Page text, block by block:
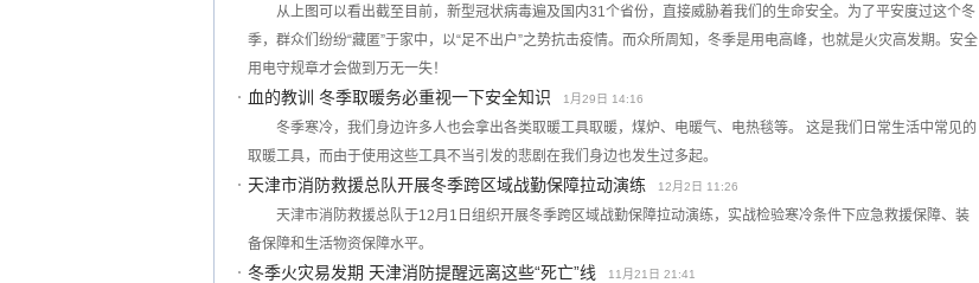
从上图可以看出截至目前，新型冠状病毒遍及国内31个省份，直接威胁着我们的生命安全。为了平安度过这个冬
季，群众们纷纷“藏匿”于家中，以“足不出户”之势抗击疫情。而众所周知，冬季是用电高峰，也就是火灾高发期。安全
用电守规章才会做到万无一失！
血的教训 冬季取暖务必重视一下安全知识 1月29日 14:16
冬季寒冷，我们身边许多人也会拿出各类取暖工具取暖，煤炉、电暖气、电热毯等。 这是我们日常生活中常见的
取暖工具，而由于使用这些工具不当引发的悲剧在我们身边也发生过多起。
天津市消防救援总队开展冬季跨区域战勤保障拉动演练 12月2日 11:26
天津市消防救援总队于12月1日组织开展冬季跨区域战勤保障拉动演练，实战检验寒冷条件下应急救援保障、装
备保障和生活物资保障水平。
冬季火灾易发期 天津消防提醒远离这些“死亡”线 11月21日 21:41